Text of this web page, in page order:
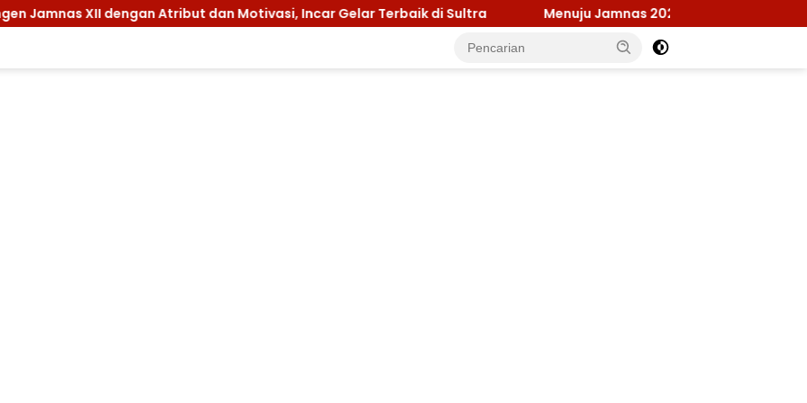
dengan Atribut dan Motivasi, Incar Gelar Terbaik di Sultra Menuju Jamnas 2026, Ketua Kwarcab Konawe